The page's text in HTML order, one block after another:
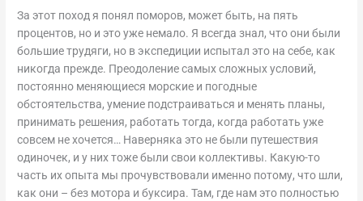
За этот поход я понял поморов, может быть, на пять
процентов, но и это уже немало. Я всегда знал, что они были
большие трудяги, но в экспедиции испытал это на себе, как
никогда прежде. Преодоление самых сложных условий,
постоянно меняющиеся морские и погодные
обстоятельства, умение подстраиваться и менять планы,
принимать решения, работать тогда, когда работать уже
совсем не хочется… Наверняка это не были путешествия
одиночек, и у них тоже были свои коллективы. Какую-то
часть их опыта мы прочувствовали именно потому, что шли,
как они – без мотора и буксира. Там, где нам это полностью